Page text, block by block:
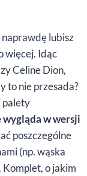
naprawdę lubisz
więcej. Idąc
Celine Dion,
to nie przesada?
palety
w wersji
poszczególne
(np. wąska
Komplet, o jakim